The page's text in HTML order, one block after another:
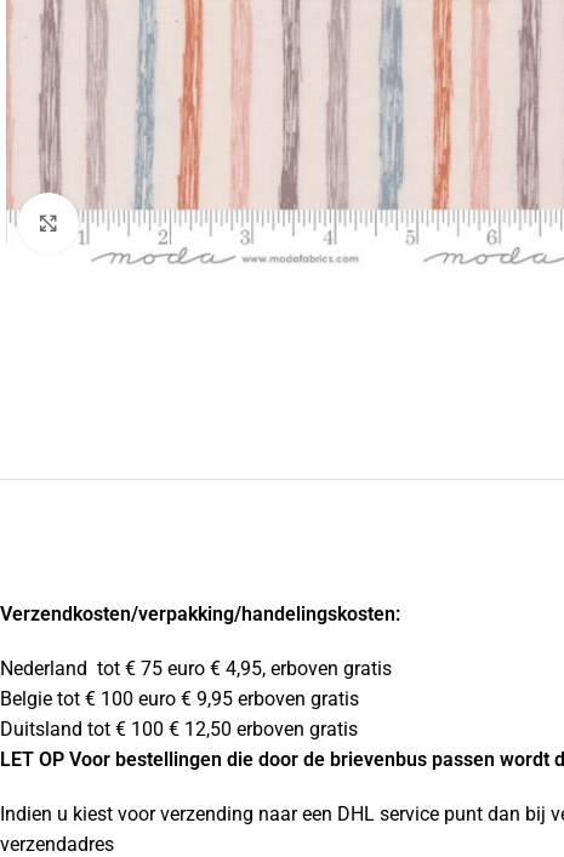
Klik om te vergroten
Verzendkosten/verpakking/handelingskosten:
Nederland tot € 75 euro € 4,95, erboven gratis
Belgie tot € 100 euro € 9,95 erboven gratis
Duitsland tot € 100 € 12,50 erboven gratis
LET OP Voor bestellingen die door de brievenbus passen
Indien u kiest voor verzending naar een DHL service punt dan bij
verzendadres